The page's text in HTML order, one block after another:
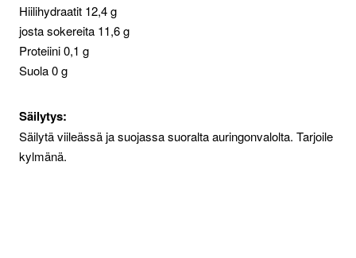
Hiilihydraatit 12,4 g
josta sokereita 11,6 g
Proteiini 0,1 g
Suola 0 g
Säilytys:
Säilytä viileässä ja suojassa suoralta auringonvalolta. Tarjoile
kylmänä.